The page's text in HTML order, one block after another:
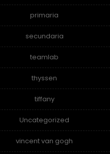
primaria
secundaria
teamlab
thyssen
tiffany
Uncategorized
vincent van gogh